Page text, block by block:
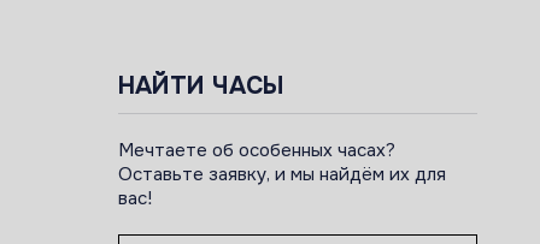
НАЙТИ ЧАСЫ
Мечтаете об особенных часах?
Оставьте заявку, и мы найдём их для
вас!